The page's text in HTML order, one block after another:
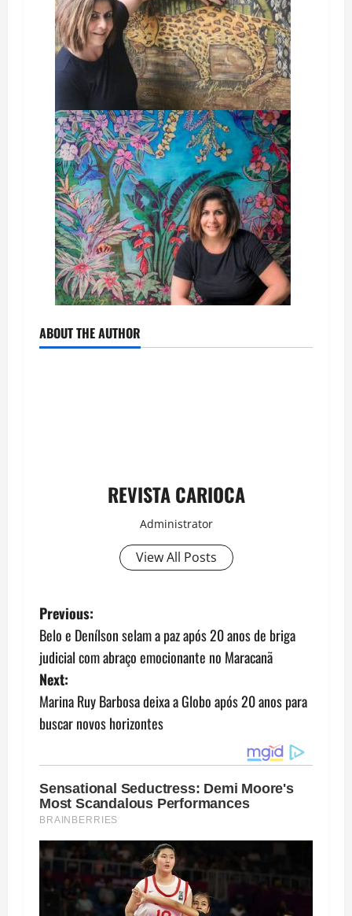
ABOUT THE AUTHOR
REVISTA CARIOCA
Administrator
View All Posts
P
o
s
t
a
v
i
g
Previous:
Belo e Denílson selam a paz após 20 anos de briga
judicial com abraço emocionante no Maracanã
Next:
Marina Ruy Barbosa deixa a Globo após 20 anos para
buscar novos horizontes